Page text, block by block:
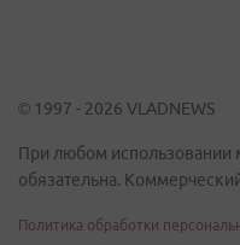
© 1997 - 2026 VLADNEWS
При любом использовании
обязательна.
Политика обработки